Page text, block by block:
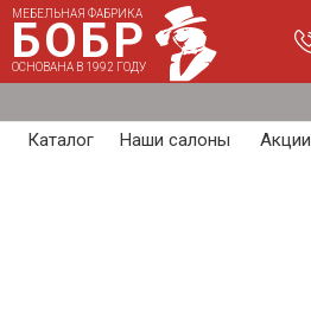
МЕБЕЛЬНАЯ ФАБРИКА
ОСНОВАНА В 1992 ГОДУ
БОБР
Каталог Наши салоны Акции